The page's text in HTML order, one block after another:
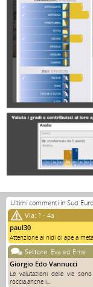
Ultimi commenti in Sud
Via: ? - 4a
paul30
Attenzione ai nidi di ape a
Settore: Eva ed Erne
Giorgio Edo Vannucci
Le valutazioni delle vie
roccia,anche i...